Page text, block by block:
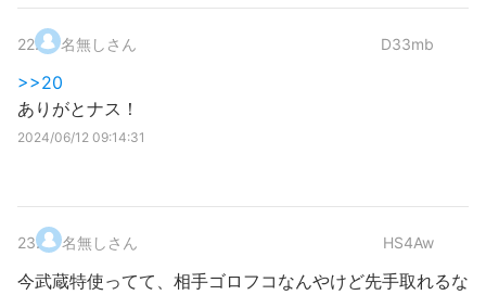
22. 名無しさん D33mb
>>20
ありがとナス！
2024/06/12 09:14:31
23. 名無しさん HS4Aw
今武蔵特使ってて、相手ゴロフコなんやけど先手取れるな